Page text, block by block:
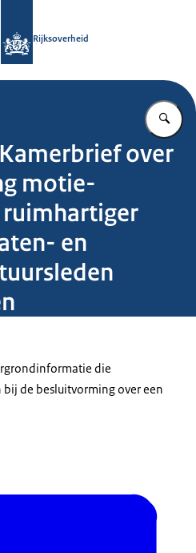
Rijksoverheid
over
motie-
ruimhartiger
en
die
de besluitvorming over een